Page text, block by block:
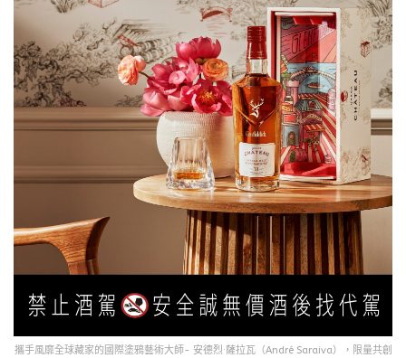
攜手風靡全球藏家的國際塗鴉藝術大師- 安德烈·薩拉瓦（André Saraiva），限量共創